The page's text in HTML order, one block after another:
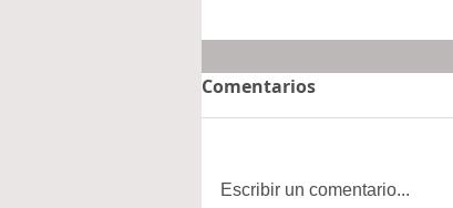
Comentarios
Escribir un comentario...